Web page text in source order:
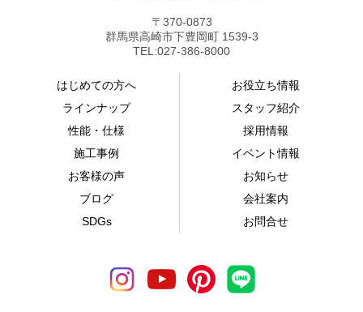
〒370-0873
群馬県高崎市下豊岡町 1539-3
TEL:027-386-8000
はじめての方へ
ラインナップ
性能・仕様
施工事例
お客様の声
お役立ち情報
スタッフ紹介
採用情報
イベント情報
お知らせ
ブログ
会社案内
SDGs
お問合せ